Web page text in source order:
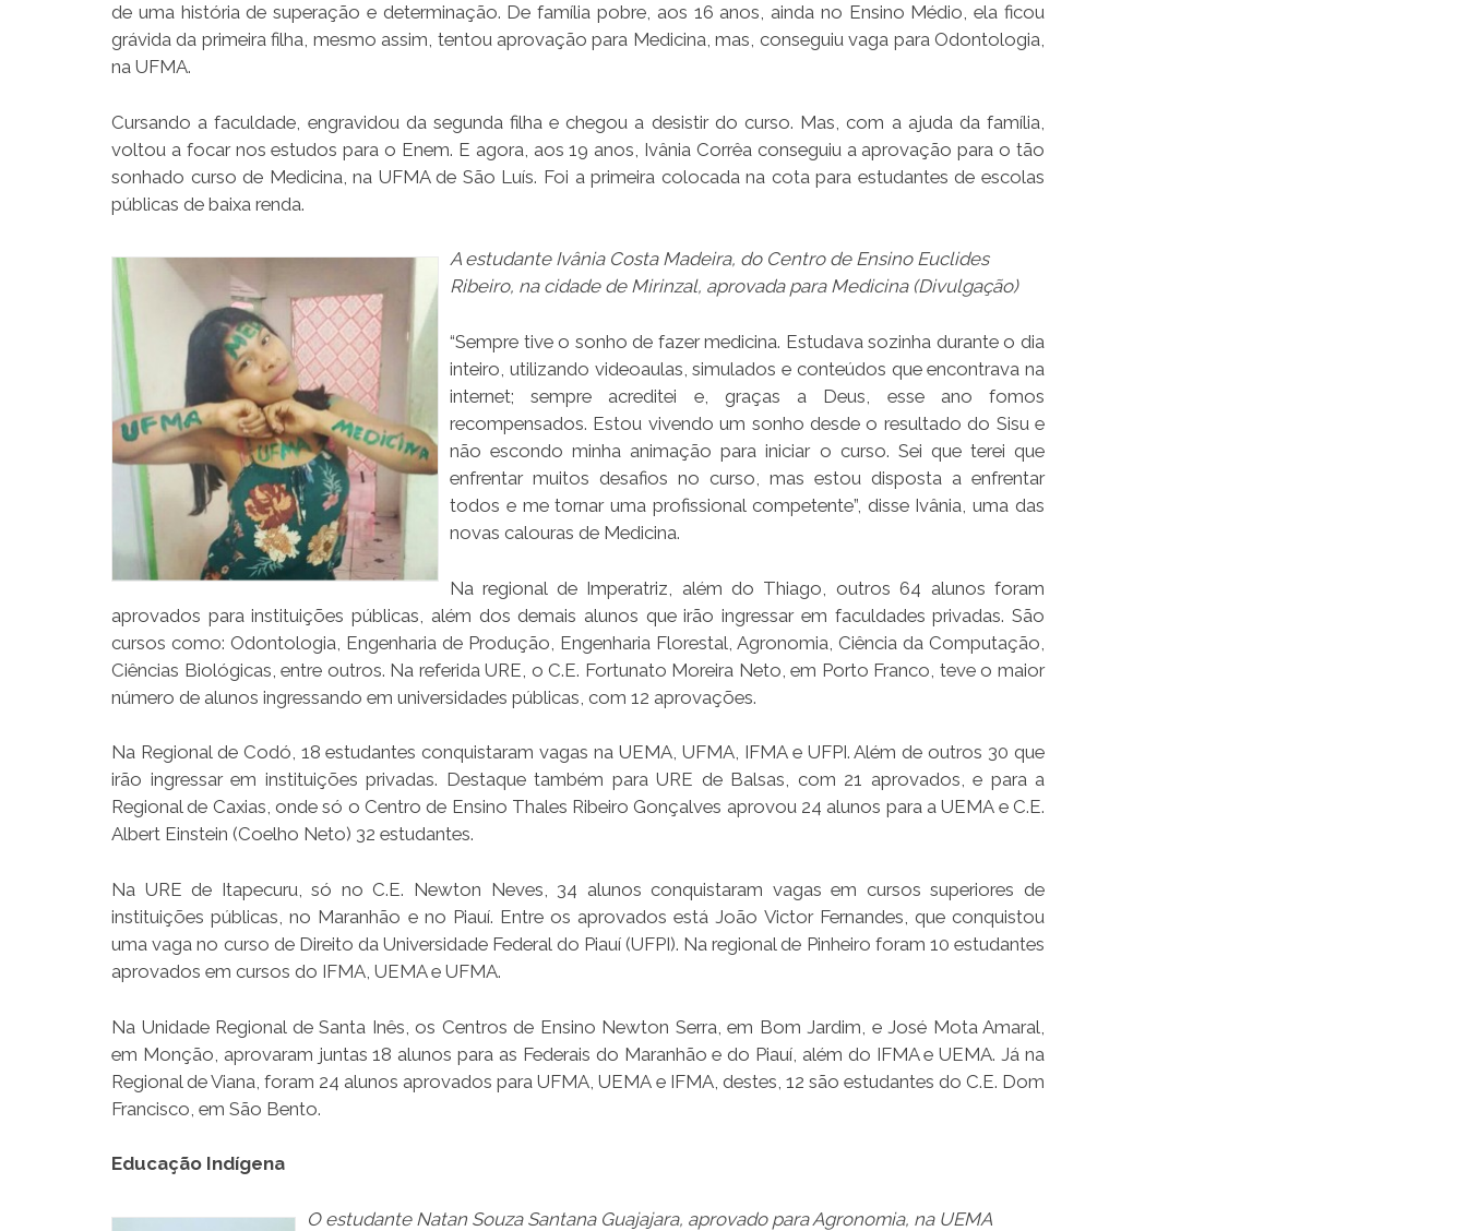
de uma história de superação e determinação. De família pobre, aos 16 anos, ainda no Ensino Médio, ela ficou
grávida da primeira filha, mesmo assim, tentou aprovação para Medicina, mas, conseguiu vaga para Odontologia,
na UFMA.
Cursando a faculdade, engravidou da segunda filha e chegou a desistir do curso. Mas, com a ajuda da família,
voltou a focar nos estudos para o Enem. E agora, aos 19 anos, Ivânia Corrêa conseguiu a aprovação para o tão
sonhado curso de Medicina, na UFMA de São Luís. Foi a primeira colocada na cota para estudantes de escolas
públicas de baixa renda.
A estudante Ivânia Costa Madeira, do Centro de Ensino Euclides
Ribeiro, na cidade de Mirinzal, aprovada para Medicina (Divulgação)
“Sempre tive o sonho de fazer medicina. Estudava sozinha durante o dia
inteiro, utilizando videoaulas, simulados e conteúdos que encontrava na
internet; sempre acreditei e, graças a Deus, esse ano fomos
recompensados. Estou vivendo um sonho desde o resultado do Sisu e
não escondo minha animação para iniciar o curso. Sei que terei que
enfrentar muitos desafios no curso, mas estou disposta a enfrentar
todos e me tornar uma profissional competente”, disse Ivânia, uma das
novas calouras de Medicina.
Na regional de Imperatriz, além do Thiago, outros 64 alunos foram
aprovados para instituições públicas, além dos demais alunos que irão ingressar em faculdades privadas. São
cursos como: Odontologia, Engenharia de Produção, Engenharia Florestal, Agronomia, Ciência da Computação,
Ciências Biológicas, entre outros. Na referida URE, o C.E. Fortunato Moreira Neto, em Porto Franco, teve o maior
número de alunos ingressando em universidades públicas, com 12 aprovações.
Na Regional de Codó, 18 estudantes conquistaram vagas na UEMA, UFMA, IFMA e UFPI. Além de outros 30 que
irão ingressar em instituições privadas. Destaque também para URE de Balsas, com 21 aprovados, e para a
Regional de Caxias, onde só o Centro de Ensino Thales Ribeiro Gonçalves aprovou 24 alunos para a UEMA e C.E.
Albert Einstein (Coelho Neto) 32 estudantes.
Na URE de Itapecuru, só no C.E. Newton Neves, 34 alunos conquistaram vagas em cursos superiores de
instituições públicas, no Maranhão e no Piauí. Entre os aprovados está João Victor Fernandes, que conquistou
uma vaga no curso de Direito da Universidade Federal do Piauí (UFPI). Na regional de Pinheiro foram 10 estudantes
aprovados em cursos do IFMA, UEMA e UFMA.
Na Unidade Regional de Santa Inês, os Centros de Ensino Newton Serra, em Bom Jardim, e José Mota Amaral,
em Monção, aprovaram juntas 18 alunos para as Federais do Maranhão e do Piauí, além do IFMA e UEMA. Já na
Regional de Viana, foram 24 alunos aprovados para UFMA, UEMA e IFMA, destes, 12 são estudantes do C.E. Dom
Francisco, em São Bento.
Educação Indígena
O estudante Natan Souza Santana Guajajara, aprovado para Agronomia, na UEMA